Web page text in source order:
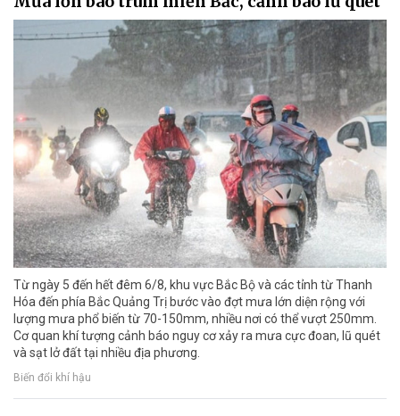
Từ ngày 5 đến hết đêm 6/8, khu vực Bắc Bộ và các tỉnh từ Thanh
Hóa đến phía Bắc Quảng Trị bước vào đợt mưa lớn diện rộng với
lượng mưa phổ biến từ 70-150mm, nhiều nơi có thể vượt 250mm.
Cơ quan khí tượng cảnh báo nguy cơ xảy ra mưa cực đoan, lũ quét
và sạt lở đất tại nhiều địa phương.
Biến đổi khí hậu